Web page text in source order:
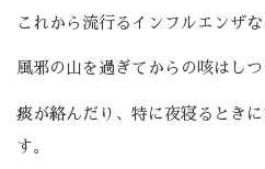
これから流行るインフルエンザな
風邪の山を過ぎてからの咳はしつ
痰が絡んだり、特に夜寝るとき
す。